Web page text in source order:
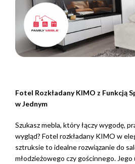
Fotel Rozkładany KIMO z Funkcją
w Jednym
Szukasz mebla, który łączy wygodę,
wygląd? Fotel rozkładany KIMO w
sztruksie to idealne rozwiązanie do
młodzieżowego czy gościnnego.